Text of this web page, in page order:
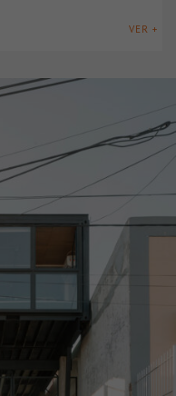
VER +